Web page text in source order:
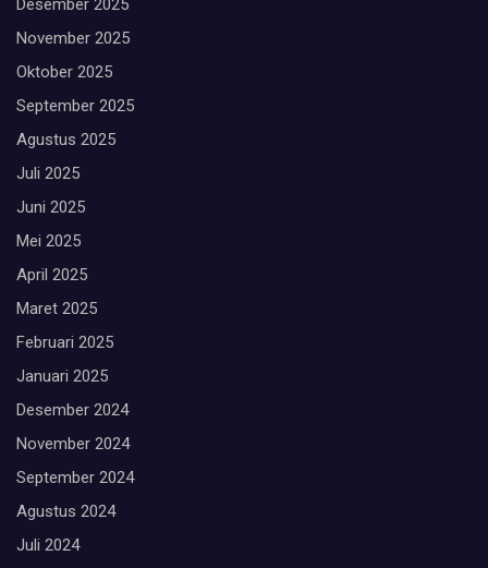
Desember 2025
November 2025
Oktober 2025
September 2025
Agustus 2025
Juli 2025
Juni 2025
Mei 2025
April 2025
Maret 2025
Februari 2025
Januari 2025
Desember 2024
November 2024
September 2024
Agustus 2024
Juli 2024